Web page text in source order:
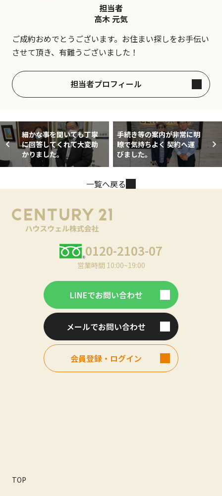
担当者
高木 元気
ご成約おめでとうございます。お住まい探しをお手伝い
させて頂き、有難うございました！
担当者プロフィール
細かな事を聞いても丁寧
に回答してくれて大変助
かりました。
手続き等の案内が非常に明
瞭で気持ちよく 契約へ運
びました。
一覧へ戻る
0120-2103-07
営業時間 10:00~19:00
LINEでお問い合わせ
メールでお問い合わせ
会員登録・ログイン
TOP